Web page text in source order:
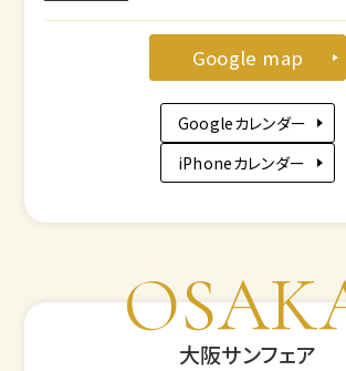
Google map
Googleカレンダー
iPhoneカレンダー
大阪サンフェア